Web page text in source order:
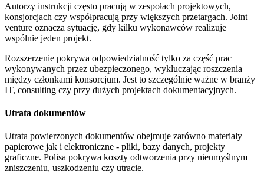
Autorzy instrukcji często pracują w zespołach projektowych,
konsjorcjach czy współpracują przy większych przetargach. Joint
venture oznacza sytuację, gdy kilku wykonawców realizuje
wspólnie jeden projekt.
Rozszerzenie pokrywa odpowiedzialność tylko za część prac
wykonywanych przez ubezpieczonego, wykluczając roszczenia
między członkami konsorcjum. Jest to szczególnie ważne w branży
IT, consulting czy przy dużych projektach dokumentacyjnych.
Utrata dokumentów
Utrata powierzonych dokumentów obejmuje zarówno materiały
papierowe jak i elektroniczne - pliki, bazy danych, projekty
graficzne. Polisa pokrywa koszty odtworzenia przy nieumyślnym
zniszczeniu, uszkodzeniu czy utracie.